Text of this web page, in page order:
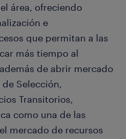
área, ofreciendo
e
que permitan a las
más tiempo al
de abrir mercado
Selección,
Transitorios,
como una de las
mercado de recursos